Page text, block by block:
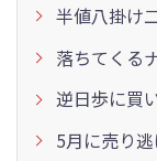
半値八掛け
落ちてくる
逆日歩に買
5月に売り